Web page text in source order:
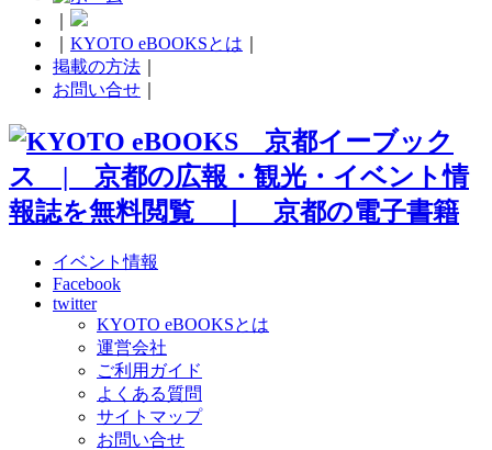
KYOTO eBOOKSとは
掲載の方法
お問い合せ
イベント情報
Facebook
twitter
KYOTO eBOOKSとは
運営会社
ご利用ガイド
よくある質問
サイトマップ
お問い合せ